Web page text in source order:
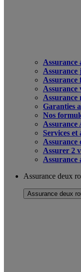
Assurance
Assurance
Assurance
Assurance
Garanties
Nos
Assurance
Services
Assurance
Assurer 2
Assurance
Assurance deux
Assurance deux